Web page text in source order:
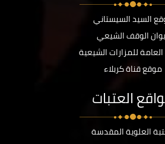
السيد السيستاني
الوقف الشيعي
العامة للمزارات الشيعية
موقع قناة كربلاء
العتبات
العلوية المقدسة